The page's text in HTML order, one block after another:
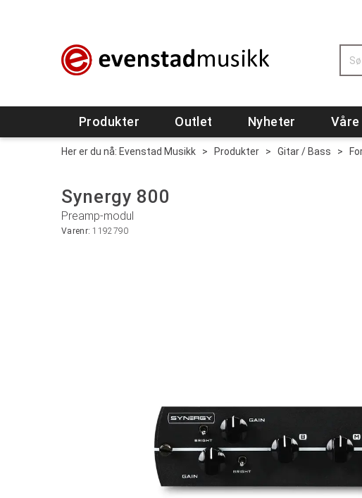
Produkter Outlet Nyheter
Her er du nå: Evenstad Musikk > Produkter > Gitar / Bass >
Synergy 800
Preamp-modul
Varenr:1192790